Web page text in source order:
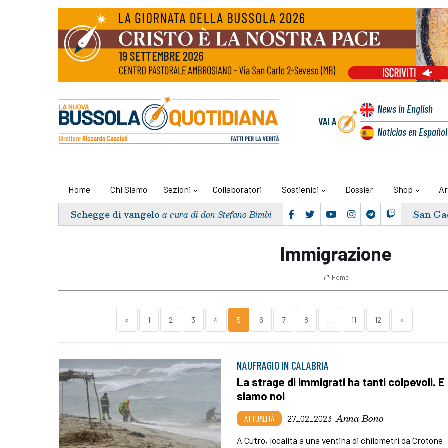
VAI A
Newsin English
Noticiasen Español
Home Chi Siamo Sezioni Collaboratori Sostienici Dossier Shop
Schegge di vangelo a cura di don Stefano Bimbi San
Immigrazione
Home
« 1 2 3 4 5 6 7 8 ... 11 12 »
NAUFRAGIO IN CALABRIA
La strage di immigrati ha tanti colpevoli. E
siamo noi
ATTUALITÀ 27_02_2023 Anna Bono
A Cutro, località a una ventina di chilometri da Crotone